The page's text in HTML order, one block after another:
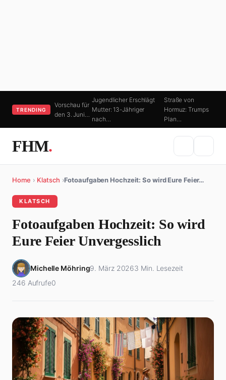
TRENDING
Vorschau für
den 3. Juni…
Jugendlicher Erschlägt
Mutter: 13-Jähriger
nach…
Straße von
Hormuz: Trumps
Plan…
FHM.
Home › Klatsch ›Fotoaufgaben Hochzeit: So wird Eure Feier…
KLATSCH
Fotoaufgaben Hochzeit: So wird
Eure Feier Unvergesslich
Michelle Möhring9. März 20263 Min. Lesezeit
246 Aufrufe0